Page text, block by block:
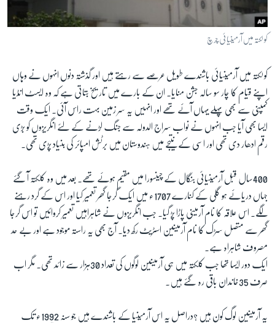
آرٹ
آزادیٔ صحافت
صحت
دلچسپ و عجیب
ویڈیوز
آڈیو
Learning English
FOLLOW US
زبان
کولکتہ میں آرمینیائی چرچ
کولکتہ میں آرمینیائی باشندے طویل عرصے سے رہتے ہیں اور گذشتہ دنوں انہوں نے وہاں
اپنے قیام کا چار سو سالہ جشن منایا۔ ان کے بارے میں تاریخ بتاتی ہے کہ وہ ایسٹ انڈیا
کمپنی سے بھی پہلے یہاں آئے تھے اور انہیں یہ سر زمین بہت راس آئی۔ ایک وقت
ایسا بھی آیا جب انہوں نے نواب سراج الدولہ سے جنگ لڑنے کے لئے انگریزوں کو بڑی
رقم ادھار دی تھی اور اسی کے نتیجے میں ہندوستان میں برٹش امپائر کی بنیاد پڑی تھی۔
400سال قبل آرمینیائی بنگال کے چینسورا میں مقیم ہوئے تھے۔ بعد میں وہ کلکتہ آ گئے
جہاں دریائے ہو گلی کے کنارے 1707ء میں ایک گرجا گھر تعمیر کیا اور اس کے گرد رہنے
لگے۔ اس علاقہ کا نام آرمینی پاڑا پڑ گیا۔ جب انگریزوں نے شاہراہیں تعمیر کروائیں تو اس گرجا
گھر سے متصل سڑک کا نام آرمینین اسٹریٹ رکھ دیا۔ آج بھی یہ راستہ موجود ہے اور بے حد
مصروف شاہراہ ہے۔
ایک دور ایسا تھا جب کلکتہ میں ہی آرمینین لوگوں کی تعداد 30ہزار سے زائد تھی۔ مگر اب
صرف 35خاندان باقی رہ گئے ہیں۔
یہ آرمینین لوگ کون ہیں ؟دراصل یہ اس آرمینیا کے باشندے ہیں جو سنہ 1992ء تک